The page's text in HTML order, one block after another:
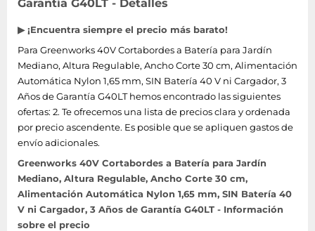
Garantía G40LT - Detalles
▶ ¡Encuentra siempre el precio más barato!
Para Greenworks 40V Cortabordes a Batería para Jardín
Mediano, Altura Regulable, Ancho Corte 30 cm, Alimentación
Automática Nylon 1,65 mm, SIN Batería 40 V ni Cargador, 3
Años de Garantía G40LT hemos encontrado las siguientes
ofertas: 2. Te ofrecemos una lista de precios clara y ordenada
por precio ascendente. Es posible que se apliquen gastos de
envío adicionales.
Greenworks 40V Cortabordes a Batería para Jardín
Mediano, Altura Regulable, Ancho Corte 30 cm,
Alimentación Automática Nylon 1,65 mm, SIN Batería 40
V ni Cargador, 3 Años de Garantía G40LT - Información
sobre el precio